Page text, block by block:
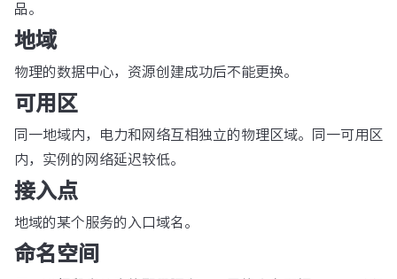
品。
地域
物理的数据中心，资源创建成功后不能更换。
可用区
同一地域内，电力和网络互相独立的物理区域。同一可用区
内，实例的网络延迟较低。
接入点
地域的某个服务的入口域名。
命名空间